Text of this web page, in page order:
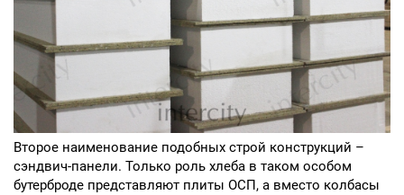
Второе наименование подобных строй конструкций –
сэндвич-панели. Только роль хлеба в таком особом
бутерброде представляют плиты ОСП, а вместо колбасы